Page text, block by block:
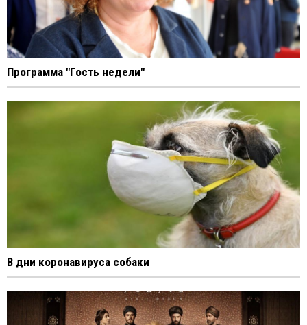
Программа "Гость недели"
В дни коронавируса собаки